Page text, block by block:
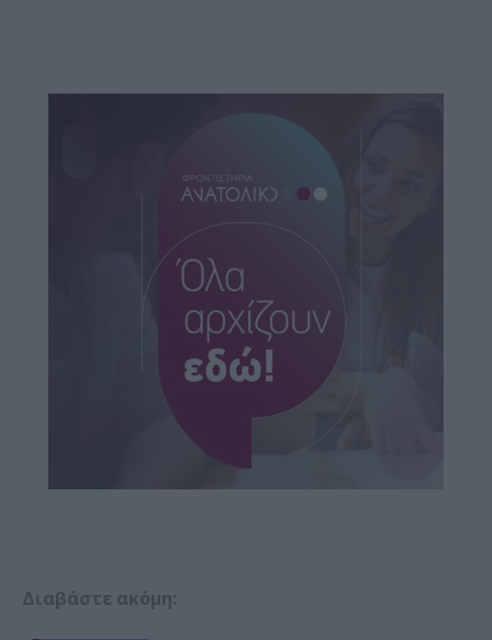
Διαβάστε ακόμη: